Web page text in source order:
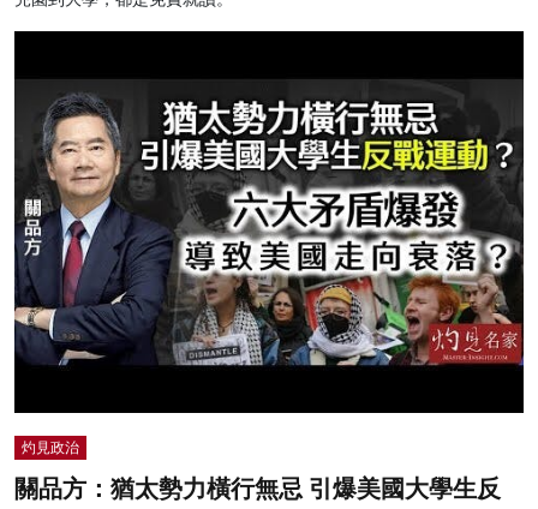
灼見政治
關品方：猶太勢力橫行無忌 引爆美國大學生反